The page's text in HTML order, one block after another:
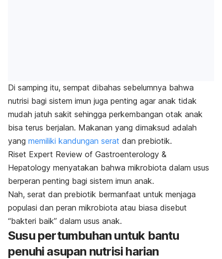
Di samping itu, sempat dibahas sebelumnya bahwa
nutrisi bagi sistem imun juga penting agar anak tidak
mudah jatuh sakit sehingga perkembangan otak anak
bisa terus berjalan. Makanan yang dimaksud adalah
yang memiliki kandungan serat dan prebiotik.
Riset Expert Review of Gastroenterology &
Hepatology menyatakan bahwa mikrobiota dalam usus
berperan penting bagi sistem imun anak.
Nah, serat dan prebiotik bermanfaat untuk menjaga
populasi dan peran mikrobiota atau biasa disebut
“bakteri baik” dalam usus anak.
Susu pertumbuhan untuk bantu
penuhi asupan nutrisi harian